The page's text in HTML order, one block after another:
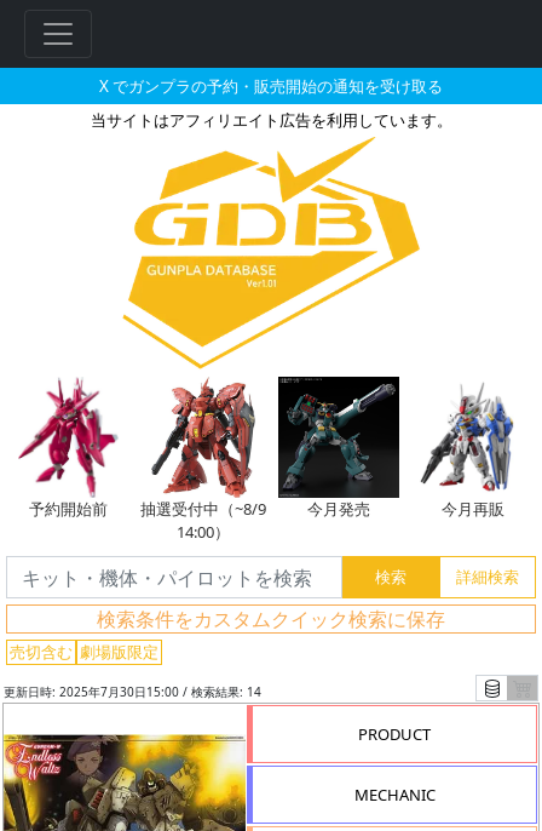
X でガンプラの予約・販売開始の通知を受け取る
当サイトはアフィリエイト広告を利用しています。
劇場版限定のガンプラリスト
予約開始前
抽選受付中（~8/9
14:00）
今月発売 今月再販
検索条件をカスタムクイック検索に保存
売切含む 劇場版限定
更新日時: 2025年7月30日15:00 / 検索結果: 14
PRODUCT
MECHANIC